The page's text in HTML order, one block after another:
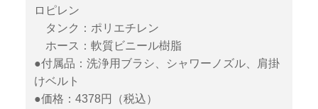
ロピレン
タンク：ポリエチレン
ホース：軟質ビニール樹脂
●付属品：洗浄用ブラシ、シャワーノズル、肩掛
けベルト
●価格：4378円（税込）